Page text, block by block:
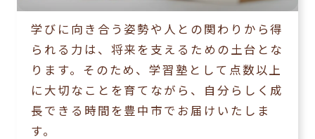
学びに向き合う姿勢や人との関わりから得
られる力は、将来を支えるための土台とな
ります。そのため、学習塾として点数以上
に大切なことを育てながら、自分らしく成
長できる時間を豊中市でお届けいたしま
す。